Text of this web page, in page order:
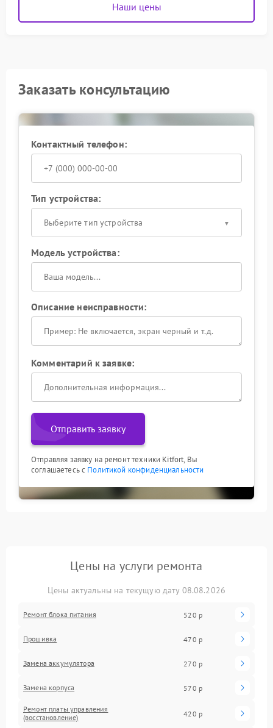
Наши цены
Заказать консультацию
Контактный телефон:
Тип устройства:
Выберите тип устройства
Модель устройства:
Описание неисправности:
Комментарий к заявке:
Отправить заявку
Отправляя заявку на ремонт техники Kitfort, Вы
соглашаетесь с Политикой конфиденциальности
Цены на услуги ремонта
Цены актуальны на текущую дату 08.08.2026
Ремонт блока питания 520 р
Прошивка 470 р
Замена аккумулятора 270 р
Замена корпуса 570 р
Ремонт платы управления
(восстановление)
420 р